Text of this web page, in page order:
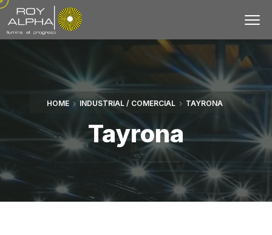
HOME INDUSTRIAL / COMERCIAL TAYRONA
Tayrona